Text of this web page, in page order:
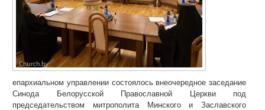
епархиальном управлении состоялось внеочередное заседание
Синода Белорусской Православной Церкви под
председательством митрополита Минского и Заславского